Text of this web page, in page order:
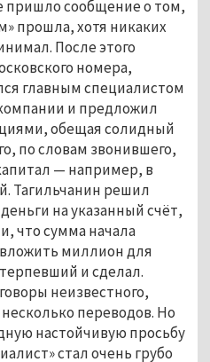
пришло сообщение о том,
прошла, хотя никаких
После этого
номера,
главным специалистом
и предложил
обещая солидный
по словам звонившего,
— например, в
Тагильчанин решил
на указанный счёт,
что сумма начала
миллион для
и сделал.
неизвестного,
переводов. Но
настойчивую просьбу
стал очень грубо